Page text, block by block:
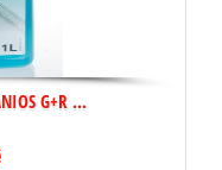
G+R ...